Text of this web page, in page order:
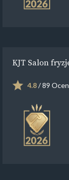
KJT Salon
4.8/ 89 Ocen